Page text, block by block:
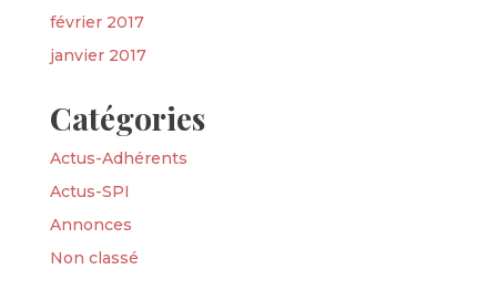
février 2017
janvier 2017
Catégories
Actus-Adhérents
Actus-SPI
Annonces
Non classé